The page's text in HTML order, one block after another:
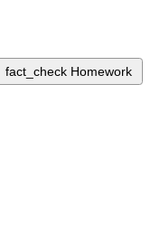
fact_check Homework